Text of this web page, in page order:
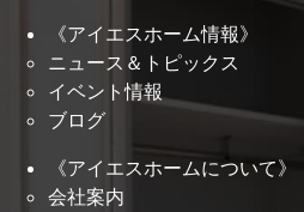
《アイエスホーム情報》
ニュース＆トピックス
イベント情報
ブログ
《アイエスホームについて》
会社案内